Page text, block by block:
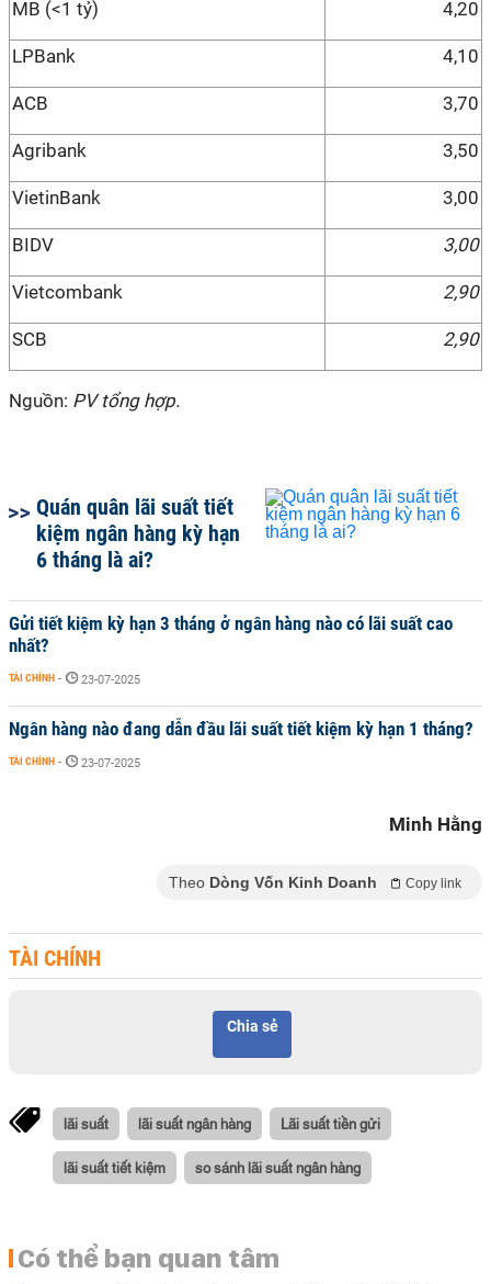
MB (<1 tỷ) 4,20
LPBank 4,10
ACB 3,70
Agribank 3,50
VietinBank 3,00
BIDV 3,00
Vietcombank 2,90
SCB 2,90
Nguồn: PV tổng hợp.
Quán quân lãi suất tiết
kiệm ngân hàng kỳ hạn
6 tháng là ai?
Gửi tiết kiệm kỳ hạn 3 tháng ở ngân hàng nào có lãi suất cao
nhất?
TÀI CHÍNH - 23-07-2025
Ngân hàng nào đang dẫn đầu lãi suất tiết kiệm kỳ hạn 1 tháng?
TÀI CHÍNH - 23-07-2025
Minh Hằng
Theo Dòng Vốn Kinh Doanh Copy link
TÀI CHÍNH
Chia sẻ
lãi suất lãi suất ngân hàng Lãi suất tiền gửi
lãi suất tiết kiệm so sánh lãi suất ngân hàng
Có thể bạn quan tâm